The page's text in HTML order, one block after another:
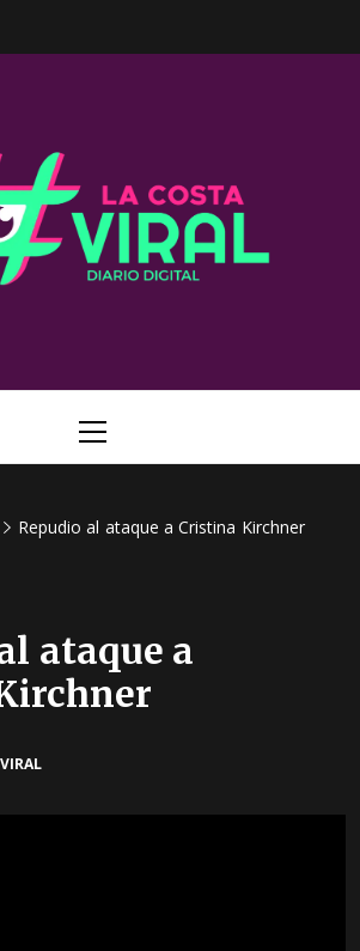
Viral
Menu
Repudio al ataque a Cristina Kirchner
ataque a